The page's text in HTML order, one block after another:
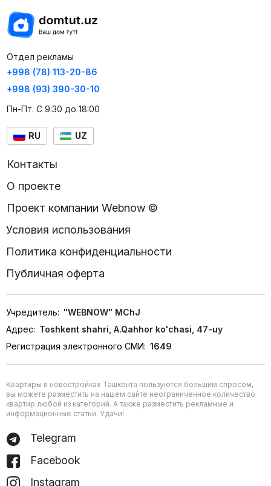
Отдел рекламы
+998 (78) 113-20-86
+998 (93) 390-30-10
Пн-Пт. С 9:30 до 18:00
RU UZ
Контакты
О проекте
Проект компании Webnow ©
Условия использования
Политика конфиденциальности
Публичная оферта
Учредитель: "WEBNOW" MChJ
Адрес: Toshkent shahri, A.Qahhor ko'chasi, 47-uy
Регистрация электронного СМИ: 1649
Квартиры в новостройках Ташкента пользуются большим спросом,
вы можете разместить на нашем сайте неограниченное количество
квартир любой из категорий. А также разместить рекламные и
информационные статьи. Удачи!
Telegram
Facebook
Instagram